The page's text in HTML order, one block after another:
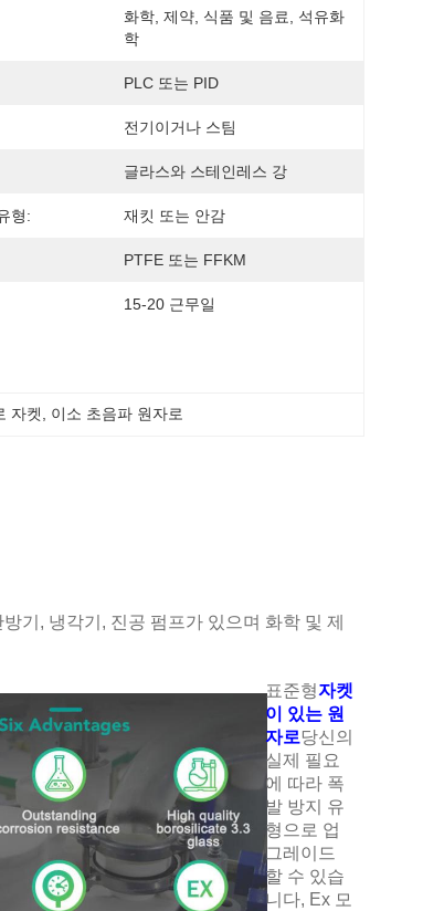
화학, 제약, 식품 및 음료, 석유화
학
PLC 또는 PID
전기이거나 스팀
글라스와 스테인레스 강
형: 재킷 또는 안감
PTFE 또는 FFKM
15-20 근무일
자켓 이소 초음파 원자로
기, 냉각기, 진공 펌프가 있으며 화학 및 제
표준형자켓
이 있는 원
자로당신의
실제 필요
에 따라 폭
발 방지 유
형으로 업
그레이드
할 수 있습
니다, Ex 모